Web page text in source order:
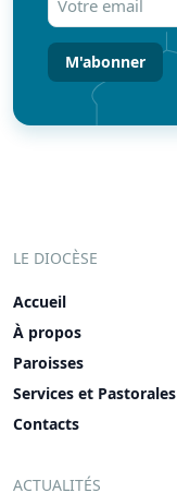
email
(Nécessaire)
LE DIOCÈSE
Accueil
À propos
Paroisses
Services et Pastorales
Contacts
ACTUALITÉS